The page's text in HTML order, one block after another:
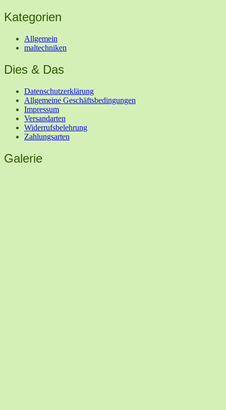
Kategorien
Allgemein
maltechniken
Dies & Das
Datenschutzerklärung
Allgemeine Geschäftsbedingungen
Impressum
Versandarten
Widerrufsbelehrung
Zahlungsarten
Galerie